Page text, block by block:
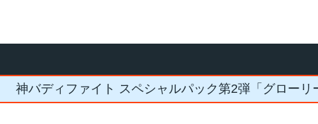
神バディファイト スペシャルパック第2弾「グローリ